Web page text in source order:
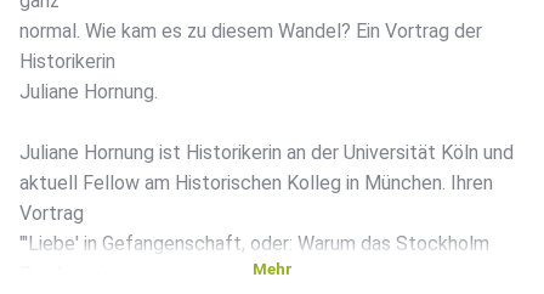
normal. Wie kam es zu diesem Wandel? Ein Vortrag der
Historikerin
Juliane Hornung.
Juliane Hornung ist Historikerin an der Universität Köln und
aktuell Fellow am Historischen Kolleg in München. Ihren
Vortrag
"'Liebe' in Gefangenschaft, oder: Warum das Stockholm
Mehr